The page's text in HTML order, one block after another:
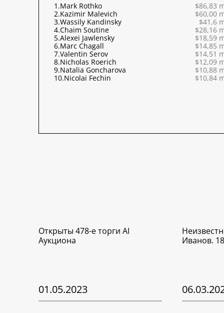
1.Mark Rothko
$86,83
2.Kazimir Malevich
$60,00
3.Wassily Kandinsky
$41,6
4.Chaim Soutine
$28,16
5.Alexei Jawlensky
$18,59
6.Marc Chagall
$14,85
7.Valentin Serov
$14,51
8.Nicholas Roerich
$12,09
9.Natalia Goncharova
$10,88
10.Nicolai Fechin $10,84
Открыты 478-е торги AI
Аукциона
01.05.2023
Иванов.